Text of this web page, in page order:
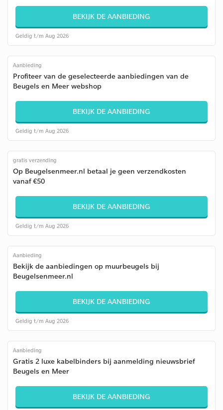
BEKIJK DE AANBIEDING
Geldig t/m Aug 2026
Aanbieding
Profiteer van de geselecteerde aanbiedingen van de
Beugels en Meer webshop
BEKIJK DE AANBIEDING
Geldig t/m Aug 2026
gratis verzending
Op Beugelsenmeer.nl betaal je geen verzendkosten
vanaf €50
BEKIJK DE AANBIEDING
Geldig t/m Aug 2026
Aanbieding
Bekijk de aanbiedingen op muurbeugels bij
Beugelsenmeer.nl
BEKIJK DE AANBIEDING
Geldig t/m Aug 2026
Aanbieding
Gratis 2 luxe kabelbinders bij aanmelding nieuwsbrief
Beugels en Meer
BEKIJK DE AANBIEDING